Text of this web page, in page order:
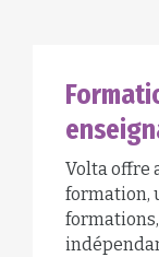
Volta offre
formation,